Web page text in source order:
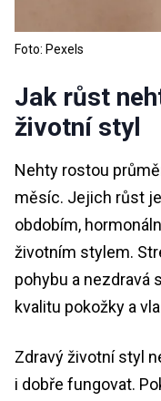
Foto: Pexels
Jak růst
životní styl
Nehty rostou
měsíc. Jejich růst
obdobím,
životním stylem.
pohybu a nezdravá
kvalitu pokožky a
Zdravý životní styl
i dobře fungovat.